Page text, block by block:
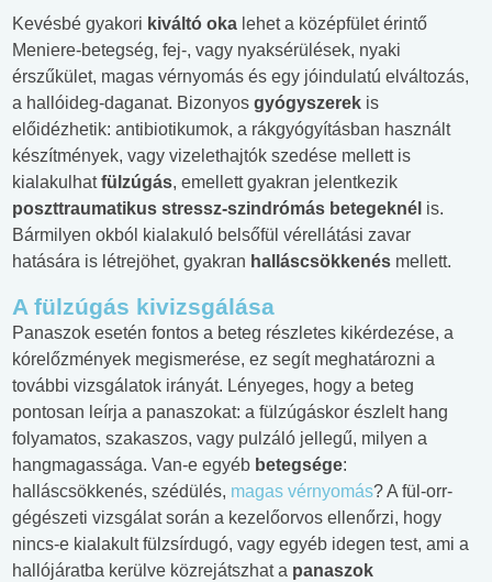
Kevésbé gyakori kiváltó oka lehet a középfület érintő
Meniere-betegség, fej-, vagy nyaksérülések, nyaki
érszűkület, magas vérnyomás és egy jóindulatú elváltozás,
a hallóideg-daganat. Bizonyos gyógyszerek is
előidézhetik: antibiotikumok, a rákgyógyításban használt
készítmények, vagy vizelethajtók szedése mellett is
kialakulhatfülzúgás, emellett gyakran jelentkezik
poszttraumatikus stressz-szindrómás betegeknél is.
Bármilyen okból kialakuló belsőfül vérellátási zavar
hatására is létrejöhet, gyakran halláscsökkenés mellett.
A fülzúgás kivizsgálása
Panaszok esetén fontos a beteg részletes kikérdezése, a
kórelőzmények megismerése, ez segít meghatározni a
további vizsgálatok irányát. Lényeges, hogy a beteg
pontosan leírja a panaszokat: a fülzúgáskor észlelt hang
folyamatos, szakaszos, vagy pulzáló jellegű, milyen a
hangmagassága. Van-e egyéb betegsége:
halláscsökkenés, szédülés, magas vérnyomás? A fül-orr-
gégészeti vizsgálat során a kezelőorvos ellenőrzi, hogy
nincs-e kialakult fülzsírdugó, vagy egyéb idegen test, ami a
hallójáratba kerülve közrejátszhat a panaszok